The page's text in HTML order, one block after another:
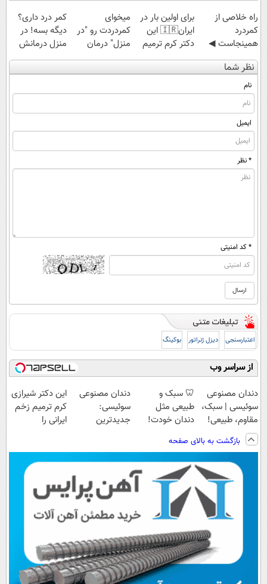
‌راه خلاصی از
کمردرد
همینجاست ◀
فقط کافیه فرم
رو پر کنی!
برای اولین بار در
ایران🇮🇷 این
دکتر کرم ترمیم
کننده 23 روزه
ساخت!
میخوای
کمردردت رو "در
منزل" درمان
کنی؟ (◂فیلم +
◂پرسش‌نامه)
کمر درد داری؟
دیگه بسه! در
منزل درمانش
کن
(◀پرسش‌نامه)
نظر شما
نام
ایمیل
* نظر
* کد امنیتی
اعتبارسنجی دیزل ژنراتور بوکینگ
از سراسر وب
دندان مصنوعی
سوئیسی | سبک،
مقاوم، طبیعی!
ویزیت
رایگان+پرداخت
اقساطی😍
🦷 سبک و
طبیعی مثل
دندان خودت!
پرداخت اقساطی
💳 📍 تهران
دندان مصنوعی
سوئیسی:
جدیدترین
پرداخت قسطی
این دکتر شیرازی
کرم ترمیم زخم
ایرانی را
بازگشت به بالای صفحه